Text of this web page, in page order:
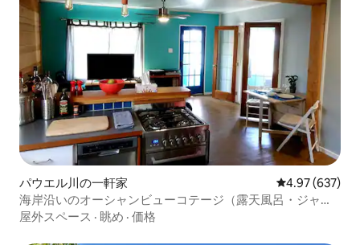
パウエル川の一軒家 レビュー637
4.97 (637)
海岸沿いのオーシャンビューコテージ（露天風呂・ジャグ
ジー付き）
屋外スペース · 眺め · 価格